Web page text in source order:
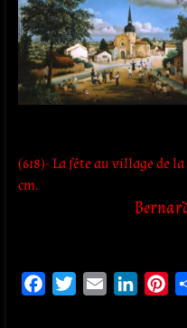
(618)- La fête au village de la